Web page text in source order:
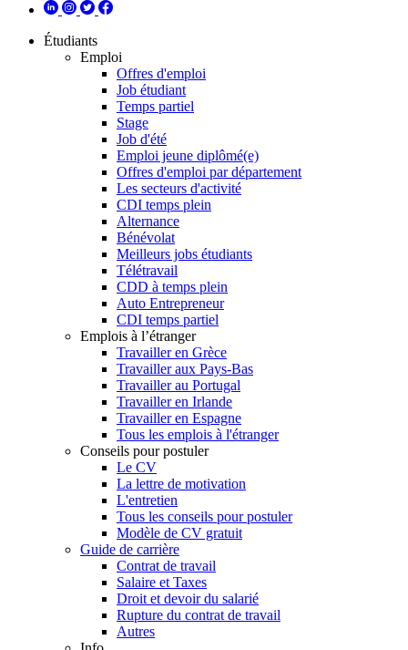
Étudiants
Emploi
Offres d'emploi
Job étudiant
Temps partiel
Stage
Job d'été
Emploi jeune diplômé(e)
Offres d'emploi par département
Les secteurs d'activité
CDI temps plein
Alternance
Bénévolat
Meilleurs jobs étudiants
Télétravail
CDD à temps plein
Auto Entrepreneur
CDI temps partiel
Emplois à l’étranger
Travailler en Grèce
Travailler aux Pays-Bas
Travailler au Portugal
Travailler en Irlande
Travailler en Espagne
Tous les emplois à l'étranger
Conseils pour postuler
Le CV
La lettre de motivation
L'entretien
Tous les conseils pour postuler
Modèle de CV gratuit
Guide de carrière
Contrat de travail
Salaire et Taxes
Droit et devoir du salarié
Rupture du contrat de travail
Autres